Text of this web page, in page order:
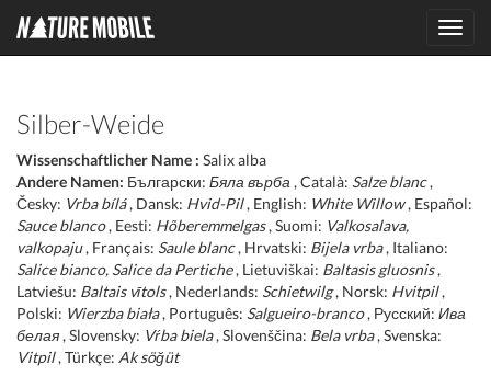
Silber-Weide
Wissenschaftlicher Name : Salix alba
Andere Namen: Български: Бяла върба , Català: Salze blanc,
Česky: Vrba bílá, Dansk: Hvid-Pil, English: White Willow, Español:
Sauce blanco, Eesti: Hõberemmelgas, Suomi: Valkosalava,
valkopaju, Français: Saule blanc, Hrvatski: Bijela vrba, Italiano:
Salice bianco, Salice da Pertiche, Lietuviškai: Baltasis gluosnis,
Latviešu: Baltais vītols, Nederlands: Schietwilg, Norsk: Hvitpil,
Polski: Wierzba biała, Português: Salgueiro-branco, Русский: Ива
белая , Slovensky: Vŕba biela, Slovenščina: Bela vrba, Svenska:
Vitpil, Türkçe: Ak söğüt